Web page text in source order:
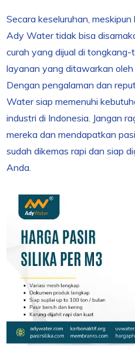
Secara keseluruhan,
Ady Water tidak bisa
curah yang dijual di
layanan yang ditawarkan
Dengan pengalaman dan
Water siap memenuhi
industri di Indonesia. Jangan
mereka dan mendapatkan
sudah dikemas rapi dan siap
Anda.